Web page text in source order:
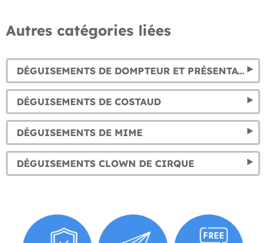
Autres catégories liées
DÉGUISEMENTS DE DOMPTEUR ET PRÉSENTATEUR DE CIRQUE
DÉGUISEMENTS DE COSTAUD
DÉGUISEMENTS DE MIME
DÉGUISEMENTS CLOWN DE CIRQUE